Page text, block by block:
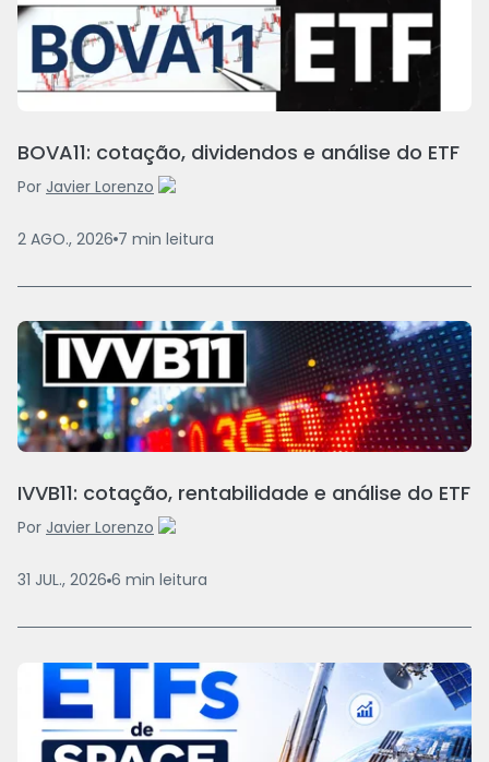
BOVA11: cotação, dividendos e análise do ETF
Por Javier Lorenzo
2 AGO., 2026 7 min leitura
IVVB11: cotação, rentabilidade e análise do ETF
Por Javier Lorenzo
31 JUL., 2026 6 min leitura